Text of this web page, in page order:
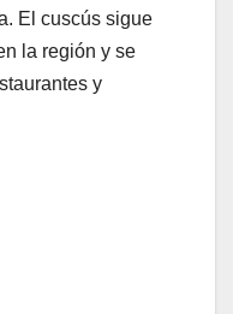
El cuscús sigue
la región y se
y